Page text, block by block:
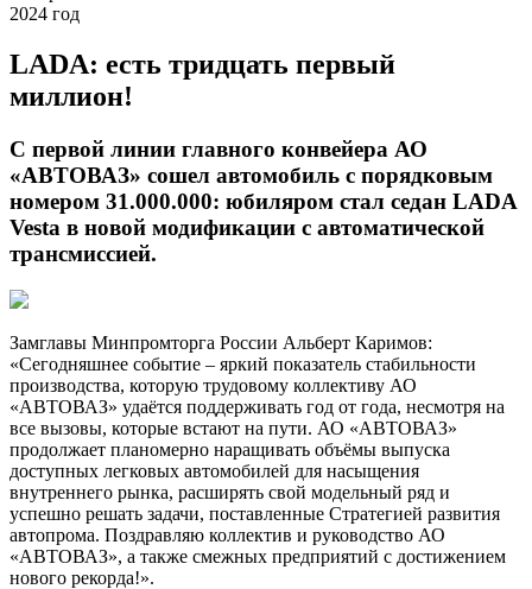
2024 год
LADA: есть тридцать первый
миллион!
С первой линии главного конвейера АО
«АВТОВАЗ» сошел автомобиль с порядковым
номером 31.000.000: юбиляром стал седан LADA
Vesta в новой модификации с автоматической
трансмиссией.
Замглавы Минпромторга России Альберт Каримов:
«Сегодняшнее событие – яркий показатель стабильности
производства, которую трудовому коллективу АО
«АВТОВАЗ» удаётся поддерживать год от года, несмотря на
все вызовы, которые встают на пути. АО «АВТОВАЗ»
продолжает планомерно наращивать объёмы выпуска
доступных легковых автомобилей для насыщения
внутреннего рынка, расширять свой модельный ряд и
успешно решать задачи, поставленные Стратегией развития
автопрома. Поздравляю коллектив и руководство АО
«АВТОВАЗ», а также смежных предприятий с достижением
нового рекорда!».